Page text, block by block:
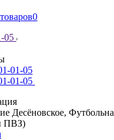
0
05
01-05
01-05
Десёновское,
ПВЗ)